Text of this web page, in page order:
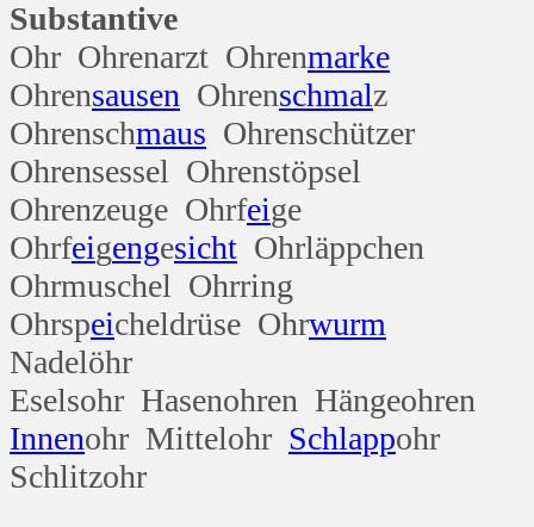
Substantive
Ohr Ohrenarzt Ohrenmarke
Ohrensausen Ohrenschmalz
Ohrenschmaus Ohrenschützer
Ohrensessel Ohrenstöpsel
Ohrenzeuge Ohrfeige
Ohrfeigengesicht Ohrläppchen
Ohrmuschel Ohrring
Ohrspeicheldrüse Ohrwurm
Nadelöhr
Eselsohr Hasenohren Hängeohren
Innenohr Mittelohr Schlappohr
Schlitzohr